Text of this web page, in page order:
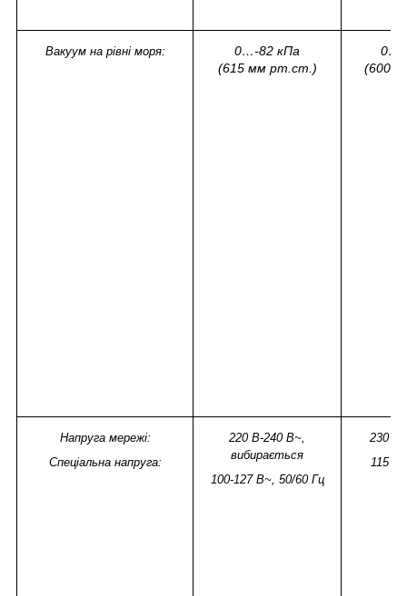
Вакуум на рівні моря:
0…-82 кПа
(615 мм рт.ст.)
0…-
(600
Напруга мережі:
Спеціальна напруга:
220 В-240 В~,
вибирається
100-127 В~, 50/60 Гц
230
115